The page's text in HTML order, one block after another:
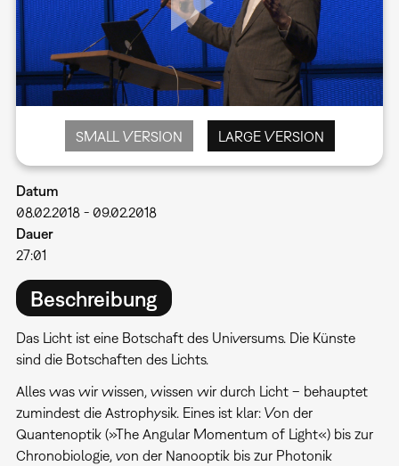
SMALL VERSION LARGE VERSION
Datum
08.02.2018- 09.02.2018
Dauer
27:01
Beschreibung
Das Licht ist eine Botschaft des Universums. Die Künste
sind die Botschaften des Lichts.
Alles was wir wissen, wissen wir durch Licht – behauptet
zumindest die Astrophysik. Eines ist klar: Von der
Quantenoptik (»The Angular Momentum of Light«) bis zur
Chronobiologie, von der Nanooptik bis zur Photonik